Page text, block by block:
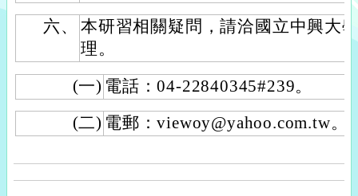
六、
本研習相關疑問，請洽國立中興大
理。
(一) 電話：04-22840345#239。
(二) 電郵：viewoy@yahoo.com.tw。